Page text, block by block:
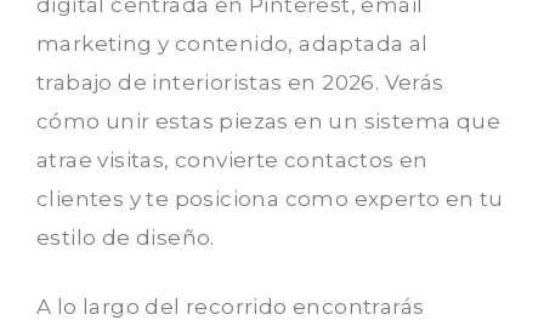
marketing y contenido, adaptada al
trabajo de interioristas en 2026. Verás
cómo unir estas piezas en un sistema que
atrae visitas, convierte contactos en
clientes y te posiciona como experto en tu
estilo de diseño.
A lo largo del recorrido encontrarás